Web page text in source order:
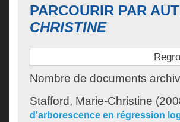
PARCOURIR PAR
CHRISTINE
Nombre de documents
Stafford, Marie-Christine
d'arborescence en régression